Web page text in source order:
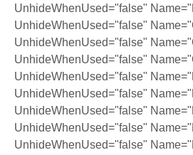
UnhideWhenUsed="false"
UnhideWhenUsed="false"
UnhideWhenUsed="false"
UnhideWhenUsed="false"
UnhideWhenUsed="false"
UnhideWhenUsed="false"
UnhideWhenUsed="false"
UnhideWhenUsed="false"
UnhideWhenUsed="false"